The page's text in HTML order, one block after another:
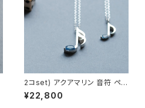
2コset) アクアマリン 音符 ペア
ネックレス シルバー925
¥22,800